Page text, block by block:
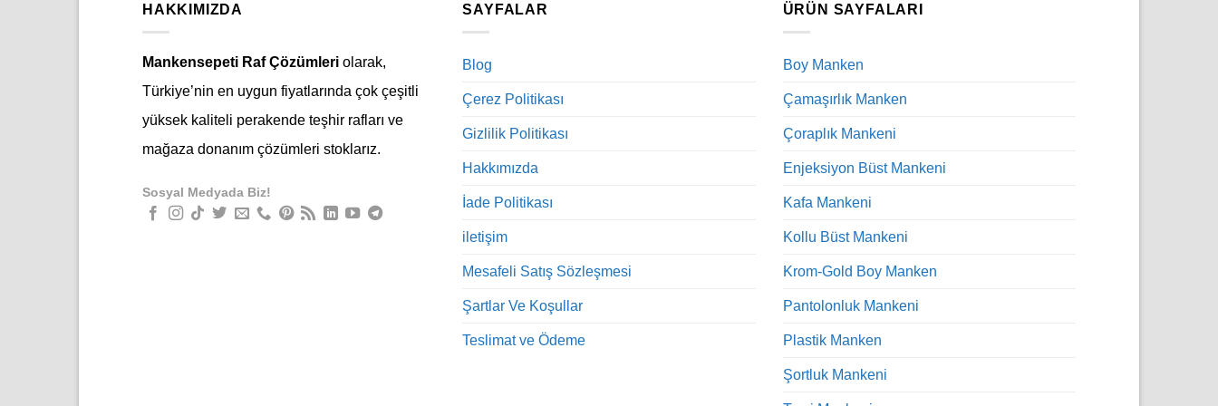
HAKKIMIZDA
Mankensepeti Raf Çözümleri olarak,
Türkiye’nin en uygun fiyatlarında çok çeşitli
yüksek kaliteli perakende teşhir rafları ve
mağaza donanım çözümleri stoklarız.
Sosyal Medyada Biz!
SAYFALAR
Blog
Çerez Politikası
Gizlilik Politikası
Hakkımızda
İade Politikası
iletişim
Mesafeli Satış Sözleşmesi
Şartlar Ve Koşullar
Teslimat ve Ödeme
ÜRÜN SAYFALARI
Boy Manken
Çamaşırlık Manken
Çoraplık Mankeni
Enjeksiyon Büst Mankeni
Kafa Mankeni
Kollu Büst Mankeni
Krom-Gold Boy Manken
Pantolonluk Mankeni
Plastik Manken
Şortluk Mankeni